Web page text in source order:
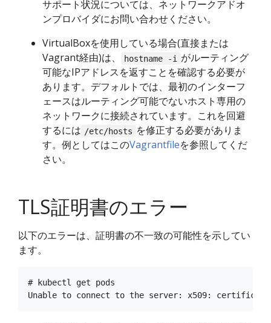
サポート状況については、ネットワークアドオ
ンプロバイダにお問い合わせください。
VirtualBoxを使用している場合(直接または
Vagrant経由)は、
hostname -i
がルーティング
可能なIPアドレスを返すことを確認する必要が
あります。デフォルトでは、最初のインターフ
ェースはルーティング可能でないホスト専用の
ネットワークに接続されています。これを回避
するには /etc/hosts を修正する必要がありま
す。例としてはこのVagrantfileを参照してくだ
さい。
TLS証明書のエラー
以下のエラーは、証明書の不一致の可能性を示してい
ます。
# kubectl get pods